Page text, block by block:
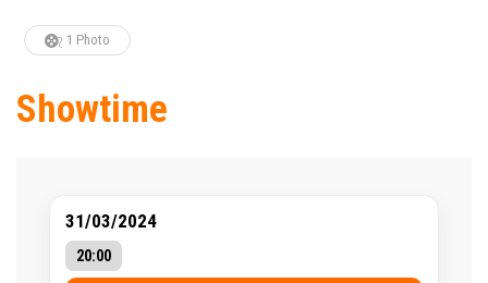
1 Photo
Showtime
31/03/2024
20:00